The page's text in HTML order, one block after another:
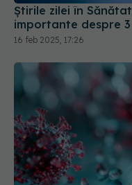
importante despre
16 feb 2025, 17:26